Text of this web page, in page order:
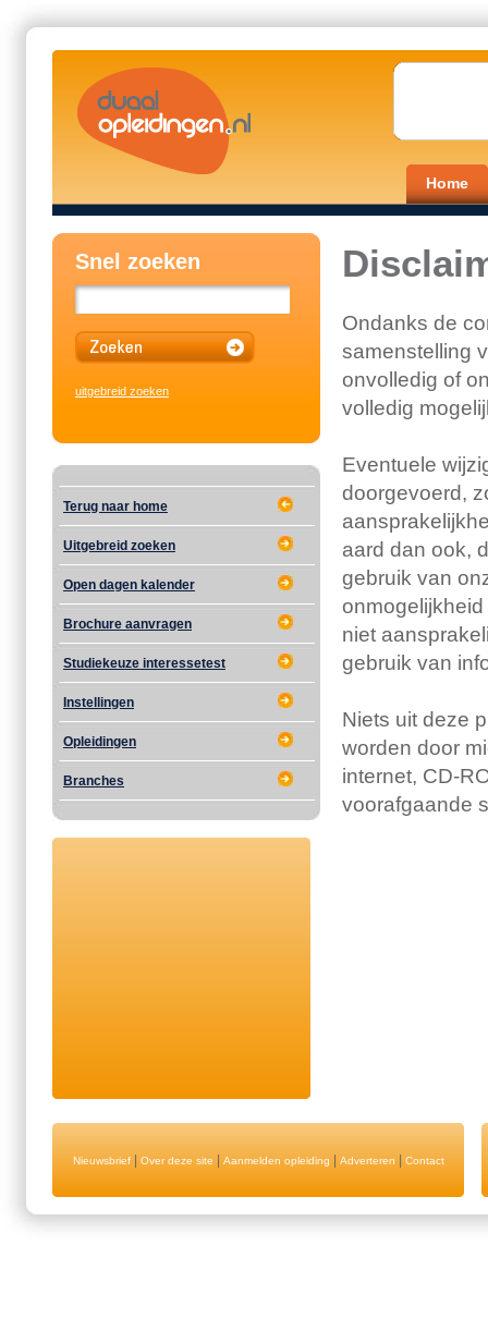
Home
Snel zoeken
uitgebreid zoeken
Terug naar home
Uitgebreid zoeken
Open dagen kalender
Brochure aanvragen
Studiekeuze interessetest
Instellingen
Opleidingen
Branches
Ondanks de
samenstelling
onvolledig of
volledig
Eventuele
doorgevoerd,
aard dan ook,
gebruik van
niet
gebruik van
Niets uit deze
worden door
internet, CD-
voorafgaande
Nieuwsbrief| Over deze site Aanmelden opleiding Adverteren Contact